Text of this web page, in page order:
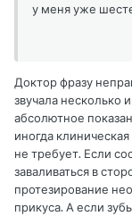
у меня уже
Доктор фразу
звучала несколько
абсолютное
иногда
не требует. Если
заваливаться в
протезирование
прикуса. А если